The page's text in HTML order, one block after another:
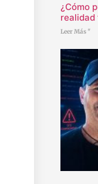
¿Cómo
realidad
Leer Más "